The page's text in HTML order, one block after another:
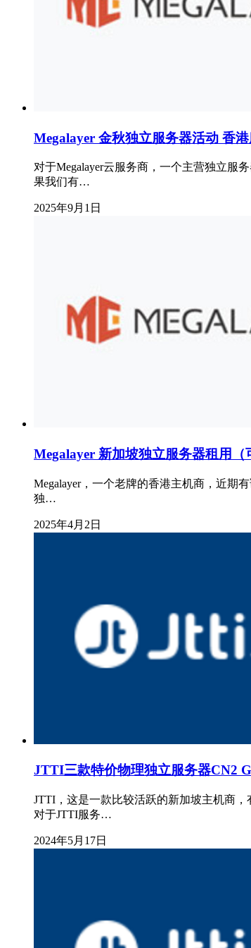
Megalayer 金秋独立服务器活动 香
对于Megalayer云服务商，一个主营独立服
果我们有…
2025年9月1日
Megalayer 新加坡独立服务器租用
Megalayer，一个老牌的香港主机商，近期
独…
2025年4月2日
JTTI三款特价物理独立服务器CN2
JTTI，这是一款比较活跃的新加坡主机商
对于JTTI服务…
2024年5月17日